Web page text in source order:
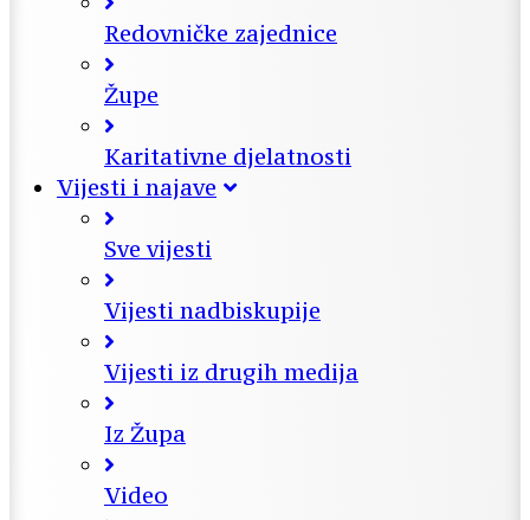
Redovničke zajednice
Župe
Karitativne djelatnosti
Vijesti i najave
Sve vijesti
Vijesti nadbiskupije
Vijesti iz drugih medija
Iz Župa
Video